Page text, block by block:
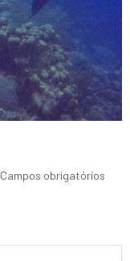
Campos obrigatórios